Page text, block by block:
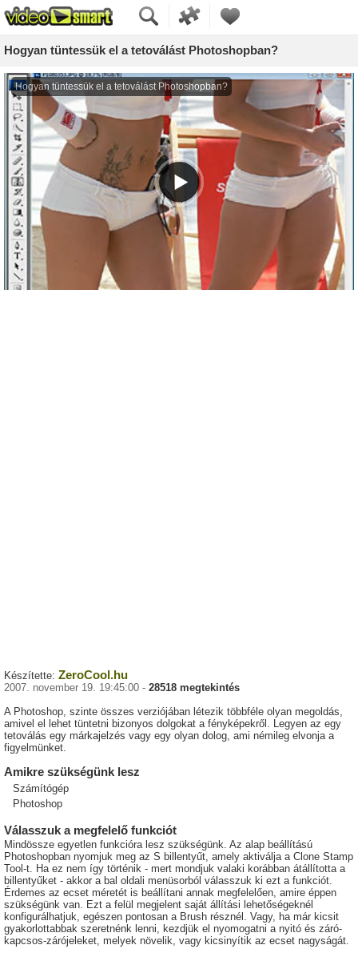
Hogyan tüntessük el a tetoválást Photoshopban?
Készítette: ZeroCool.hu
2007. november 19. 19:45:00 - 28518 megtekintés
A Photoshop, szinte összes verziójában létezik többféle olyan megoldás,
amivel el lehet tüntetni bizonyos dolgokat a fényképekről. Legyen az egy
tetoválás egy márkajelzés vagy egy olyan dolog, ami némileg elvonja a
figyelmünket.
Amikre szükségünk lesz
Számítógép
Photoshop
Válasszuk a megfelelő funkciót
Mindössze egyetlen funkcióra lesz szükségünk. Az alap beállítású
Photoshopban nyomjuk meg az S billentyűt, amely aktiválja a Clone Stamp
Tool-t. Ha ez nem így történik - mert mondjuk valaki korábban átállította a
billentyűket - akkor a bal oldali menüsorból válasszuk ki ezt a funkciót.
Érdemes az ecset méretét is beállítani annak megfelelően, amire éppen
szükségünk van. Ezt a felül megjelent saját állítási lehetőségeknél
konfigurálhatjuk, egészen pontosan a Brush résznél. Vagy, ha már kicsit
gyakorlottabbak szeretnénk lenni, kezdjük el nyomogatni a nyitó és záró-
kapcsos-zárójeleket, melyek növelik, vagy kicsinyítik az ecset nagyságát.